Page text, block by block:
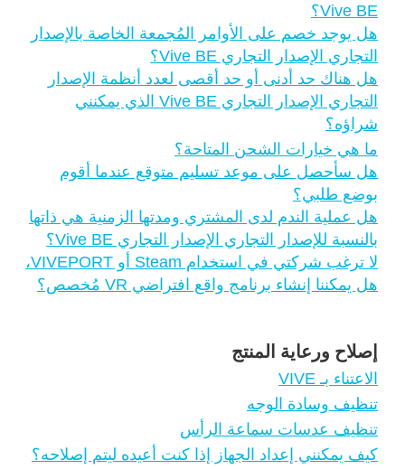
Vive BE؟
هل يوجد خصم على الأوامر المُجمعة الخاصة بالإصدار
التجاري الإصدار التجاري Vive BE؟
هل هناك حد أدنى أو حد أقصى لعدد أنظمة الإصدار
التجاري الإصدار التجاري Vive BE الذي يمكنني
شراؤه؟
ما هي خيارات الشحن المتاحة؟
هل سأحصل على موعد تسليم متوقع عندما أقوم
بوضع طلبي؟
هل عملية الندم لدى المشتري ومدتها الزمنية هي ذاتها
بالنسبة للإصدار التجاري الإصدار التجاري Vive BE؟
لا ترغب شركتي في استخدام Steam أو VIVEPORT،
هل يمكننا إنشاء برنامج واقع افتراضي VR مُخصص؟
إصلاح ورعاية المنتج
الاعتناء بـ VIVE
تنظيف وسادة الوجه
تنظيف عدسات سماعة الرأس
كيف يمكنني إعداد الجهاز إذا كنت أعيده ليتم إصلاحه؟